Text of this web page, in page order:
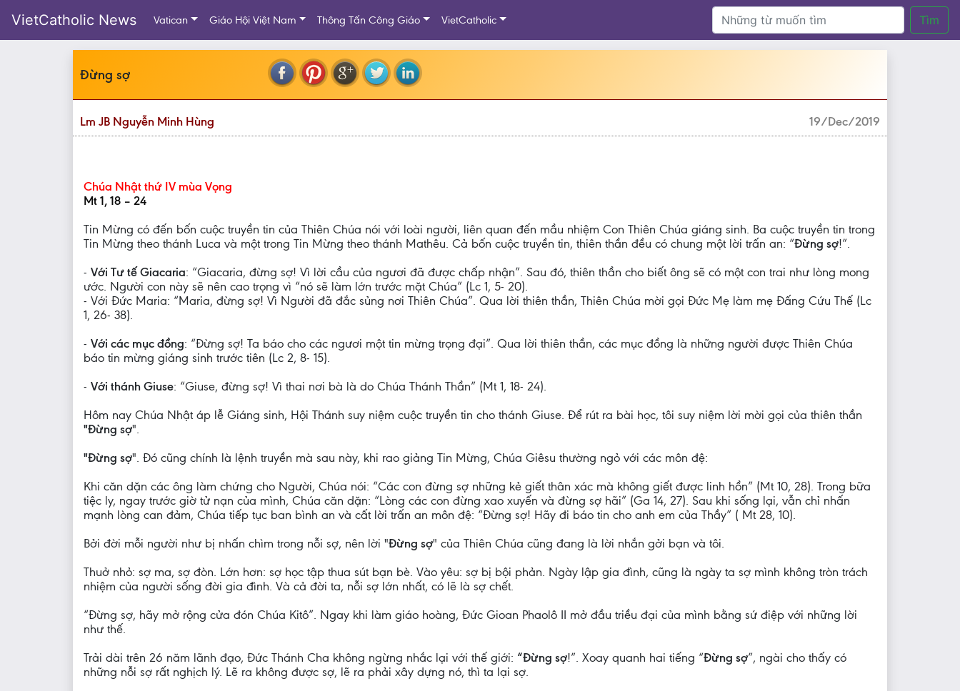
VietCatholic News Vatican Giáo Hội Việt Nam Thông Tấn Công Giáo VietCatholic Tìm
Đừng sợ
Lm JB Nguyễn Minh Hùng 19/Dec/2019
Chúa Nhật thứ IV mùa Vọng
Mt 1, 18 – 24
Tin Mừng có đến bốn cuộc truyền tin của Thiên Chúa nói với loài người, liên quan đến mầu nhiệm Con Thiên Chúa giáng sinh. Ba cuộc truyền tin trong
Tin Mừng theo thánh Luca và một trong Tin Mừng theo thánh Mathêu. Cả bốn cuộc truyền tin, thiên thần đều có chung một lời trấn an: “Đừng sợ!”.
- Với Tư tế Giacaria: “Giacaria, đừng sợ! Vì lời cầu của ngươi đã được chấp nhận”. Sau đó, thiên thần cho biết ông sẽ có một con trai như lòng mong
ước. Người con này sẽ nên cao trọng vì “nó sẽ làm lớn trước mặt Chúa” (Lc 1, 5- 20).
- Với Đức Maria: “Maria, đừng sợ! Vì Người đã đắc sủng nơi Thiên Chúa”. Qua lời thiên thần, Thiên Chúa mời gọi Đức Mẹ làm mẹ Đấng Cứu Thế (Lc
1, 26- 38).
- Với các mục đồng: “Đừng sợ! Ta báo cho các ngươi một tin mừng trọng đại”. Qua lời thiên thần, các mục đồng là những người được Thiên Chúa
báo tin mừng giáng sinh trước tiên (Lc 2, 8- 15).
- Với thánh Giuse: “Giuse, đừng sợ! Vì thai nơi bà là do Chúa Thánh Thần” (Mt 1, 18- 24).
Hôm nay Chúa Nhật áp lễ Giáng sinh, Hội Thánh suy niệm cuộc truyền tin cho thánh Giuse. Để rút ra bài học, tôi suy niệm lời mời gọi của thiên thần
"Đừng sợ".
"Đừng sợ". Đó cũng chính là lệnh truyền mà sau này, khi rao giảng Tin Mừng, Chúa Giêsu thường ngỏ với các môn đệ:
Khi căn dặn các ông làm chứng cho Người, Chúa nói: “Các con đừng sợ những kẻ giết thân xác mà không giết được linh hồn” (Mt 10, 28). Trong bữa
tiệc ly, ngay trước giờ tử nạn của mình, Chúa căn dặn: “Lòng các con đừng xao xuyến và đừng sợ hãi” (Ga 14, 27). Sau khi sống lại, vẫn chỉ nhấn
mạnh lòng can đảm, Chúa tiếp tục ban bình an và cất lời trấn an môn đệ: “Đừng sợ! Hãy đi báo tin cho anh em của Thầy” ( Mt 28, 10).
Bởi đời mỗi người như bị nhấn chìm trong nỗi sợ, nên lời "Đừng sợ" của Thiên Chúa cũng đang là lời nhắn gởi bạn và tôi.
Thuở nhỏ: sợ ma, sợ đòn. Lớn hơn: sợ học tập thua sút bạn bè. Vào yêu: sợ bị bội phản. Ngày lập gia đình, cũng là ngày ta sợ mình không tròn trách
nhiệm của người sống đời gia đình. Và cả đời ta, nỗi sợ lớn nhất, có lẽ là sợ chết.
“Đừng sợ, hãy mở rộng cửa đón Chúa Kitô”. Ngay khi làm giáo hoàng, Đức Gioan Phaolô II mở đầu triều đại của mình bằng sứ điệp với những lời
như thế.
Trải dài trên 26 năm lãnh đạo, Đức Thánh Cha không ngừng nhắc lại với thế giới: “Đừng sợ!”. Xoay quanh hai tiếng “Đừng sợ”, ngài cho thấy có
những nỗi sợ rất nghịch lý. Lẽ ra không được sợ, lẽ ra phải xây dựng nó, thì ta lại sợ.